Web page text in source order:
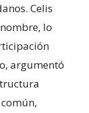
Celis
lo
argumentó